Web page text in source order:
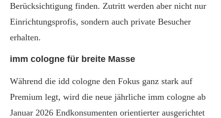
Berücksichtigung finden. Zutritt werden aber nicht nur
Einrichtungsprofis, sondern auch private Besucher
erhalten.
imm cologne für breite Masse
Während die idd cologne den Fokus ganz stark auf
Premium legt, wird die neue jährliche imm cologne ab
Januar 2026 Endkonsumenten orientierter ausgerichtet